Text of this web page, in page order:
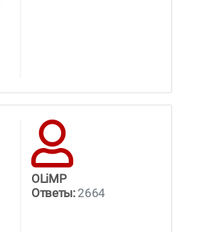
OLiMP
Ответы:2664